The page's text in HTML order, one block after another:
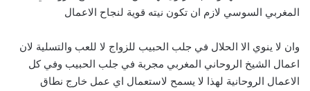
المغربي السوسي لازم ان تكون نيته قوية لنجاح الاعمال
وان لا ينوي الا الحلال في جلب الحبيب للزواج لا للعب والتسلية لان
اعمال الشيخ الروحاني المغربي مجربة في جلب الحبيب وفي كل
الاعمال الروحانية لهذا لا يسمح لاستعمال اي عمل خارج نطاق